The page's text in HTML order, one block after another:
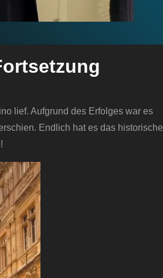
lief. Aufgrund des Erfolges war es
Endlich hat es das historische